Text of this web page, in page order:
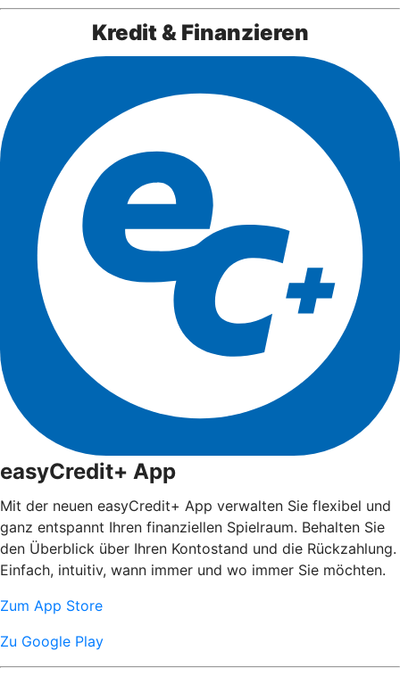
Kredit & Finanzieren
easyCredit+ App
Mit der neuen easyCredit+ App verwalten Sie flexibel und
ganz entspannt Ihren finanziellen Spielraum. Behalten Sie
den Überblick über Ihren Kontostand und die Rückzahlung.
Einfach, intuitiv, wann immer und wo immer Sie möchten.
Zum App Store
Zu Google Play